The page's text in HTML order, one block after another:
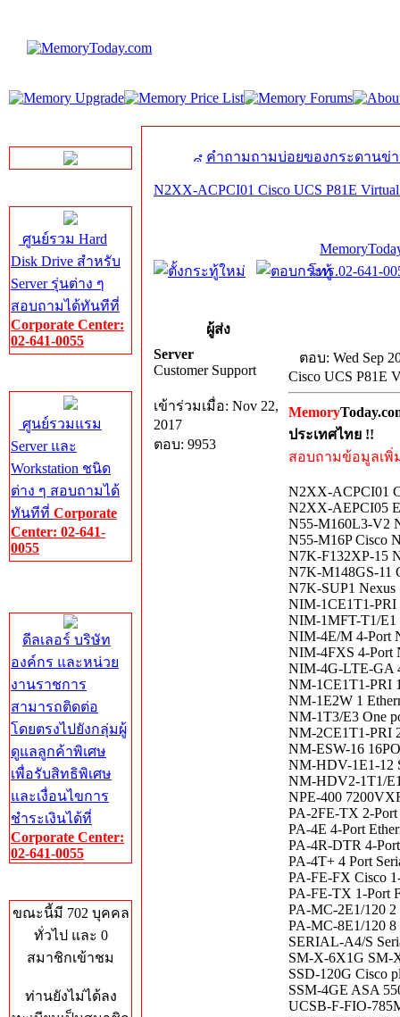
ศูนย์รวม Hard
Disk Drive สำหรับ
Server รุ่นต่าง ๆ
สอบถามได้ทันทีที่
Corporate Center:
02-641-0055
ศูนย์รวมแรม
Server และ
Workstation ชนิด
ต่าง ๆ สอบถามได้
ทันทีที่ Corporate
Center: 02-641-
0055
ดีลเลอร์ บริษัท
องค์กร และหน่วย
งานราชการ
สามารถติดต่อ
โดยตรงไปยังกลุ่มผู้
ดูแลลูกค้าพิเศษ
เพื่อรับสิทธิพิเศษ
และเงื่อนไขการ
ชำระเงินได้ที่
Corporate Center:
02-641-0055
ขณะนี้มี 702 บุคคล
ทั่วไป และ 0
สมาชิกเข้าชม
ท่านยังไม่ได้ลง
คำถามถามบ่อยของกระดานข่
N2XX-ACPCI01 Cisco UCS P81E Virtual
โทร.02-641-
ผู้ส่ง
Server
Customer Support
เข้าร่วมเมื่อ: Nov 22,
2017
ตอบ: 9953
ตอบ: Wed Sep
Cisco UCS P81E
Memory
ประเทศไทย !!
สอบถามข้อมูลเพิ่
N2XX-ACPCI01
N2XX-AEPCI05
N55-M160L3-V2
N55-M16P Cisco
N7K-F132XP-15
N7K-M148GS-11
N7K-SUP1 Nexus
NIM-1CE1T1-PRI
NIM-1MFT-T1/E1
NIM-4E/M 4-Port
NIM-4FXS 4-Port
NIM-4G-LTE-GA
NM-1CE1T1-PRI
NM-1E2W 1
NM-1T3/E3 One
NM-2CE1T1-PRI
NM-ESW-16
NM-HDV-1E1-12
NM-HDV2-1T1/
NPE-400
PA-2FE-TX 2-Port
PA-4E 4-Port
PA-4R-DTR 4-
PA-4T+ 4 Port
PA-FE-FX Cisco
PA-FE-TX 1-Port
PA-MC-2E1/120 2
PA-MC-8E1/120 8
SERIAL-A4/S
SM-X-6X1G SM-
SSD-120G Cisco
SSM-4GE ASA
UCSB-F-FIO-